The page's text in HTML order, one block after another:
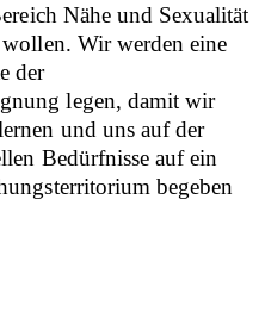
Nähe und Sexualität
Wir werden eine
der
legen, damit wir
und uns auf der
Bedürfnisse auf ein
begeben